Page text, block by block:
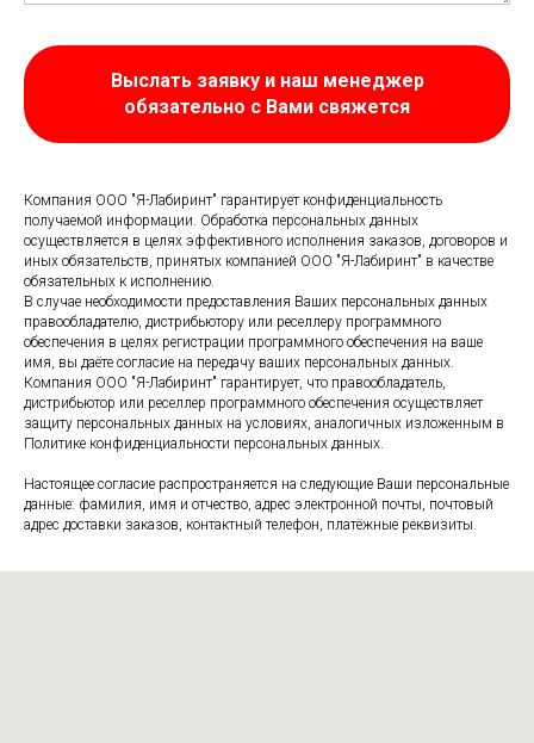
Выслать заявку и наш менеджер
обязательно с Вами свяжется
Компания ООО "Я-Лабиринт" гарантирует конфиденциальность
получаемой информации. Обработка персональных данных
осуществляется в целях эффективного исполнения заказов, договоров и
иных обязательств, принятых компанией ООО "Я-Лабиринт" в качестве
обязательных к исполнению.
В случае необходимости предоставления Ваших персональных данных
правообладателю, дистрибьютору или реселлеру программного
обеспечения в целях регистрации программного обеспечения на ваше
имя, вы даёте согласие на передачу ваших персональных данных.
Компания ООО "Я-Лабиринт" гарантирует, что правообладатель,
дистрибьютор или реселлер программного обеспечения осуществляет
защиту персональных данных на условиях, аналогичных изложенным в
Политике конфиденциальности персональных данных.
Настоящее согласие распространяется на следующие Ваши персональные
данные: фамилия, имя и отчество, адрес электронной почты, почтовый
адрес доставки заказов, контактный телефон, платёжные реквизиты.